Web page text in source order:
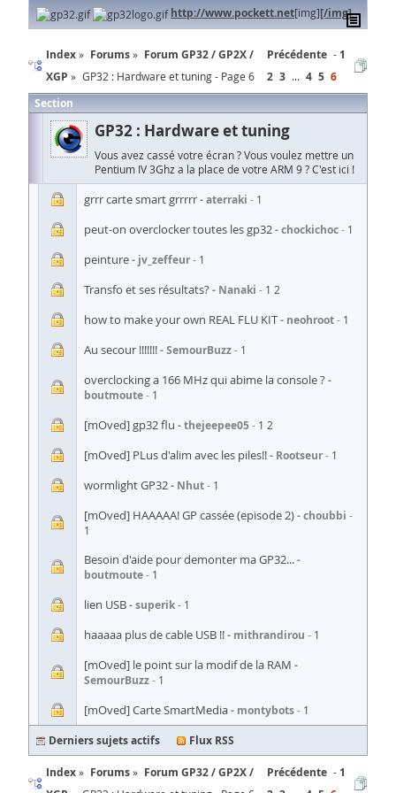
http://www.pockett.net[img][/img]
Index Forums
Forum GP32 / GP2X /
XGP
GP32 : Hardware et tuning - Page 6
Précédente
1
2 3 ... 4 5 6
Section
GP32 : Hardware et tuning
Vous avez cassé votre écran ? Vous voulez mettre un
Pentium IV 3Ghz a la place de votre ARM 9 ? C'est ici !
grrr carte smart grrrrr aterraki 1
peut-on overclocker toutes les gp32 chockichoc 1
peinture jv_zeffeur 1
Transfo et ses résultats? Nanaki 1 2
how to make your own REAL FLU KIT neohroot 1
Au secour !!!!!!! SemourBuzz 1
overclocking a 166 MHz qui abime la console ?
boutmoute 1
[mOved] gp32 flu thejeepee05 1 2
[mOved] PLus d'alim avec les piles!! Rootseur 1
wormlight GP32 Nhut 1
[mOved] HAAAAA! GP cassée (episode 2) choubbi
1
Besoin d'aide pour demonter ma GP32...
boutmoute 1
lien USB superik 1
haaaaa plus de cable USB !! mithrandirou 1
[mOved] le point sur la modif de la RAM
SemourBuzz 1
[mOved] Carte SmartMedia montybots 1
Derniers sujets actifs Flux RSS
Index Forums
Forum GP32 / GP2X /
Précédente
1